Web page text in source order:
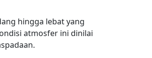
hingga lebat yang
atmosfer ini dinilai